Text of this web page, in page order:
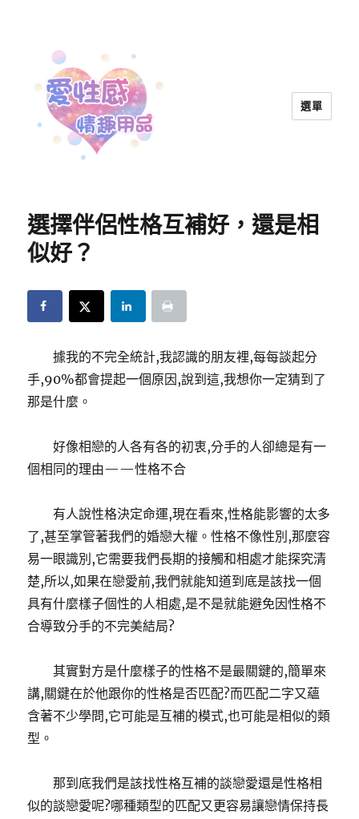
選單
選擇伴侶性格互補好，還是相
似好？
據我的不完全統計,我認識的朋友裡,每每談起分
手,90%都會提起一個原因,說到這,我想你一定猜到了
那是什麼。
好像相戀的人各有各的初衷,分手的人卻總是有一
個相同的理由——性格不合
有人說性格決定命運,現在看來,性格能影響的太多
了,甚至掌管著我們的婚戀大權。性格不像性別,那麼容
易一眼識別,它需要我們長期的接觸和相處才能探究清
楚,所以,如果在戀愛前,我們就能知道到底是該找一個
具有什麼樣子個性的人相處,是不是就能避免因性格不
合導致分手的不完美結局?
其實對方是什麼樣子的性格不是最關鍵的,簡單來
講,關鍵在於他跟你的性格是否匹配?而匹配二字又蘊
含著不少學問,它可能是互補的模式,也可能是相似的類
型。
那到底我們是該找性格互補的談戀愛還是性格相
似的談戀愛呢?哪種類型的匹配又更容易讓戀情保持長